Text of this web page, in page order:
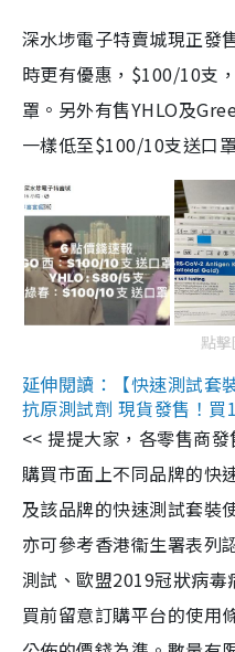
深水埗電子特賣城現正發
時更有優惠，$100/10支
罩。另外有售YHLO及
一樣低至$100/10支送口
點
延伸閱讀：【快速測試套
抗原測試劑 現貨發售！
<< 提提大家，各零售商
購買市面上不同品牌的快
及該品牌的快速測試套裝
亦可參考香港衞生署表列
測試、歐盟2019冠狀病
買前留意訂購平台的使用